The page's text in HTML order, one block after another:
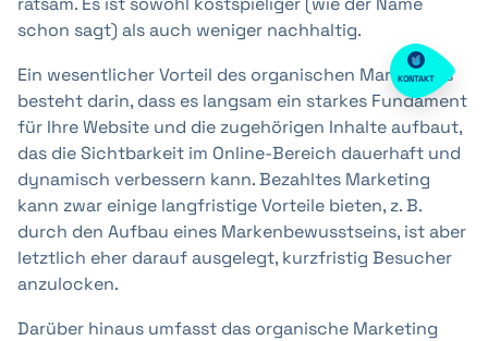
schon sagt) als auch weniger nachhaltig.
Ein wesentlicher Vorteil des organischen Marketings
besteht darin, dass es langsam ein starkes Fundament
für Ihre Website und die zugehörigen Inhalte aufbaut,
das die Sichtbarkeit im Online-Bereich dauerhaft und
dynamisch verbessern kann. Bezahltes Marketing
kann zwar einige langfristige Vorteile bieten, z. B.
durch den Aufbau eines Markenbewusstseins, ist aber
letztlich eher darauf ausgelegt, kurzfristig Besucher
anzulocken.
Darüber hinaus umfasst das organische Marketing
KONTAKT